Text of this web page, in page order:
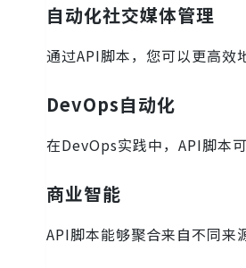
自动化社交媒体管理
通过API脚本，您可以更高效
DevOps自动化
在DevOps实践中，API脚本
商业智能
API脚本能够聚合来自不同来